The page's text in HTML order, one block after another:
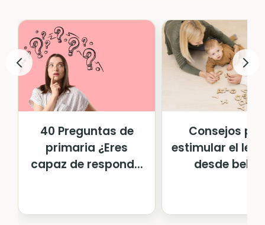
40 Preguntas de
primaria ¿Eres
capaz de respond...
Consejos
estimular el
desde